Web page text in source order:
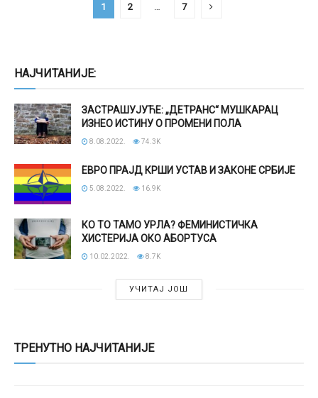
1 2 7
НАЈЧИТАНИЈЕ:
ЗАСТРАШУЈУЋЕ: „ДЕТРАНС“ МУШКАРАЦ
ИЗНЕО ИСТИНУ О ПРОМЕНИ ПОЛА
8.08.2022. 74.3K
ЕВРО ПРАЈД КРШИ УСТАВ И ЗАКОНЕ СРБИЈЕ
5.08.2022. 16.9K
КО ТО ТАМО УРЛА? ФЕМИНИСТИЧКА
ХИСТЕРИЈА ОКО АБОРТУСА
10.02.2022. 8.7K
УЧИТАЈ ЈОШ
ТРЕНУТНО НАЈЧИТАНИЈЕ